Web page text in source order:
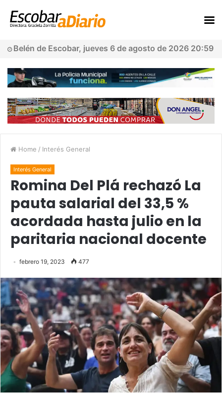
Belén de Escobar, jueves 6 de agosto de 2026 20:59
Home / Interés General
Interés General
Romina Del Plá rechazó La
pauta salarial del 33,5 %
acordada hasta julio en la
paritaria nacional docente
febrero 19, 2023 477